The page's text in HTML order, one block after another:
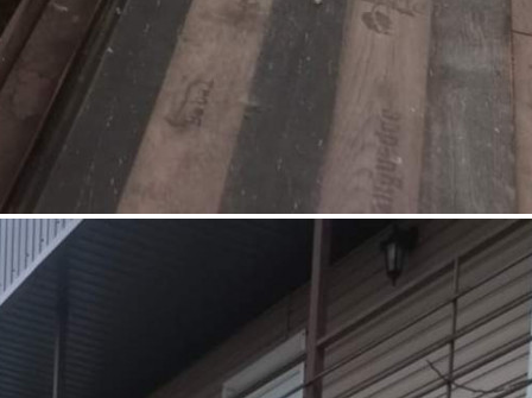
Продажа
96666 - Г. ТЕМРЮК,
ПОСЕЛОК ПЕРЕСЫПЬ,
БОНДАРЕВОЙ УЛИЦА, Д.42